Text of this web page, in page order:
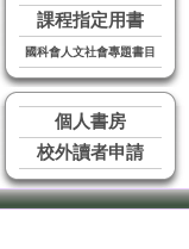
課程指定用書
國科會人文社會專題書目
個人書房
校外讀者申請